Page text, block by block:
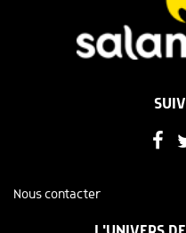
Nous contacter